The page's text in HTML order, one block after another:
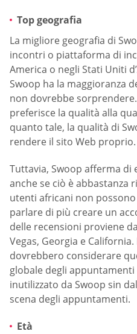
Top geografia
La migliore geografia di
incontri o piattaforma di
America o negli Stati Uniti
Swoop ha la maggioranza
non dovrebbe
preferisce la qualità alla
quanto tale, la qualità di
rendere il sito Web proprio.
Tuttavia, Swoop afferma
anche se ciò è abbastanza
utenti africani non
parlare di più creare un
delle recensioni proviene
Vegas, Georgia e
dovrebbero considerare
globale degli
inutilizzato da Swoop sin
scena degli appuntamenti.
Età